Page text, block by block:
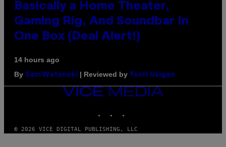
Basically a Home Theater,
Gaming Rig, And Soundbar In
One Box (Deal Alert!)
14 hours ago
By Sam Watanuki | Reviewed by Ysolt Usigan
VICE
MEDIA
© 2026 VICE DIGITAL PUBLISHING, LLC